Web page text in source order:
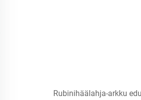
Rubinihäälahja-arkku